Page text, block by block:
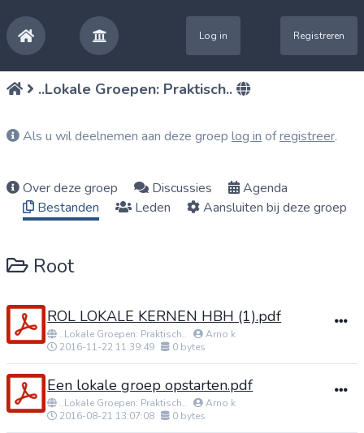
Log in Registreren
..Lokale Groepen: Praktisch..
Als u wil deelnemen aan deze groep log in ofregistreer.
Over deze groep Discussies
Agenda
Bestanden
Leden Aansluiten bij deze groep
Root
ROL LOKALE KERNEN HBH (1).pdf
..Lokale Groepen: Praktisch..
Arno k
2016-11-22 11:39:49
0 bytes
Een lokale groep opstarten.pdf
..Lokale Groepen: Praktisch..
Arno k
2016-08-21 13:07:08
0 bytes